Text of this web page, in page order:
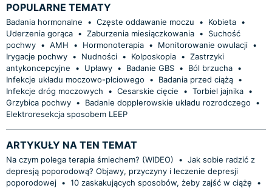
POPULARNE TEMATY
Badania hormonalne • Częste oddawanie moczu • Kobieta •
Uderzenia gorąca • Zaburzenia miesiączkowania •
Suchość
pochwy • AMH • Hormonoterapia • Monitorowanie owulacji •
Irygacje pochwy • Nudności • Kolposkopia • Zastrzyki
antykoncepcyjne
• Upławy • Badanie GBS • Ból brzucha •
Infekcje układu moczowo-płciowego
• Badania przed ciążą •
Infekcje dróg moczowych
• Cesarskie cięcie • Torbiel jajnika •
Grzybica pochwy • Badanie dopplerowskie układu rozrodczego
•
Elektroresekcja sposobem LEEP
ARTYKUŁY NA TEN TEMAT
Na czym polega terapia śmiechem? (WIDEO) • Jak sobie radzić z
depresją poporodową? Objawy, przyczyny i leczenie depresji
poporodowej • 10 zaskakujących sposobów, żeby zajść w ciążę
•